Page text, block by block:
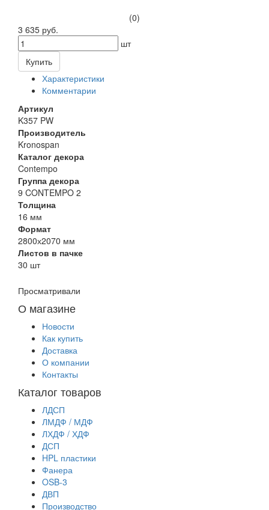
(0)
3 635 руб.
шт
Купить
Характеристики
Комментарии
Артикул
K357 PW
Производитель
Kronospan
Каталог декора
Contempo
Группа декора
9 CONTEMPO 2
Толщина
16 мм
Формат
2800х2070 мм
Листов в пачке
30 шт
Просматривали
О магазине
Новости
Как купить
Доставка
О компании
Контакты
Каталог товаров
ЛДСП
ЛМДФ / МДФ
ЛХДФ / ХДФ
ДСП
HPL пластики
Фанера
OSB-3
ДВП
Производство